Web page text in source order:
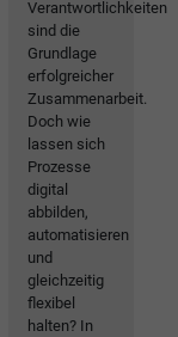
Verantwortlichkeiten
sind die
Grundlage
erfolgreicher
Zusammenarbeit.
Doch wie
lassen sich
Prozesse
digital
abbilden,
automatisieren
und
gleichzeitig
flexibel
halten? In